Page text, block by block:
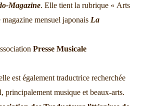
Magazine. Elle tient la rubrique « Arts
magazine mensuel japonais La
Presse Musicale
est également traductrice recherchée
principalement musique et beaux-arts.